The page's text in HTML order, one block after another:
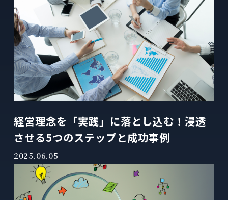
経営理念を「実践」に落とし込む！浸透
させる5つのステップと成功事例
2025.06.05